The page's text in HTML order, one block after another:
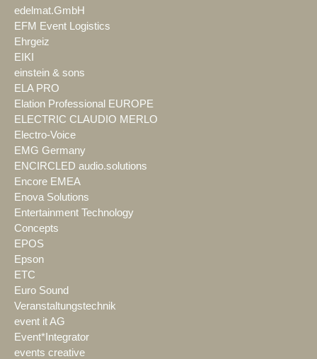
edelmat.GmbH
EFM Event Logistics
Ehrgeiz
EIKI
einstein & sons
ELA PRO
Elation Professional EUROPE
ELECTRIC CLAUDIO MERLO
Electro-Voice
EMG Germany
ENCIRCLED audio.solutions
Encore EMEA
Enova Solutions
Entertainment Technology
Concepts
EPOS
Epson
ETC
Euro Sound
Veranstaltungstechnik
event it AG
Event*Integrator
events creative